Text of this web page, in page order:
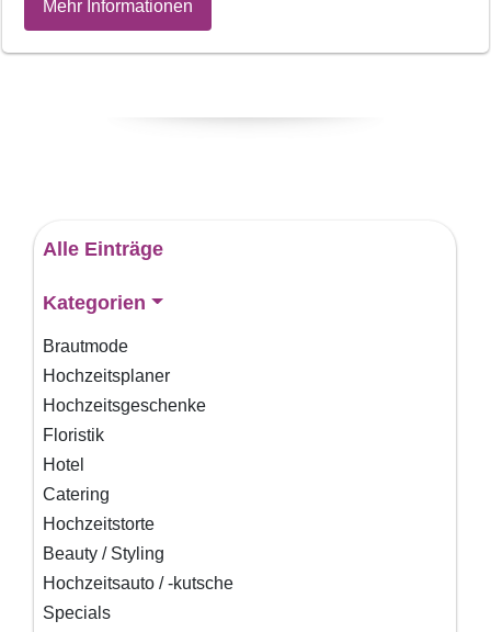
Mehr Informationen
Alle Einträge
Kategorien
Brautmode
Hochzeitsplaner
Hochzeitsgeschenke
Floristik
Hotel
Catering
Hochzeitstorte
Beauty / Styling
Hochzeitsauto / -kutsche
Specials